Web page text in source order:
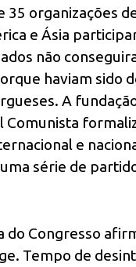
35 organizações
e Ásia
não
haviam sido
A
Comunista
e
série de
Congresso
Tempo de